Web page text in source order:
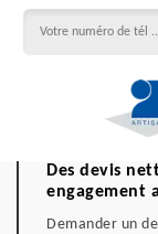
Des devis
engagement
Demander un